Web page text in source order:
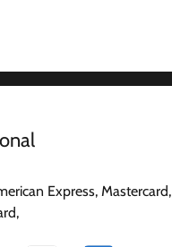
Express, Mastercard,